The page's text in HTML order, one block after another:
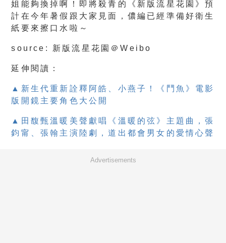
姐能夠換掉啊！即將殺青的《新版流星花園》預
計在今年暑假跟大家見面，儂編已經準備好衛生
紙要來擦口水啦～
source: 新版流星花園＠Weibo
延伸閱讀：
▲新生代重新詮釋阿皓、小燕子！《鬥魚》電影
版開鏡主要角色大公開
▲田馥甄溫暖美聲獻唱《溫暖的弦》主題曲，張
鈞甯、張翰主演陸劇，道出都會男女的愛情心聲
Advertisements